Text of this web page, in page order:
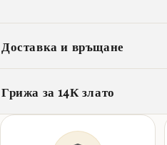
Доставка и връщане
Грижа за 14К злато